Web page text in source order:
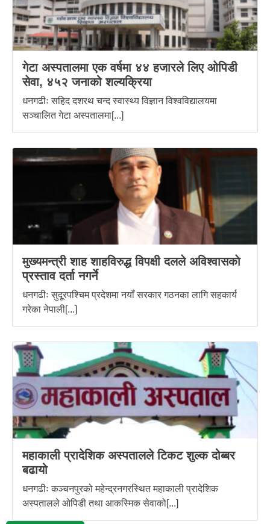
गेटा अस्पतालमा एक वर्षमा ४४ हजारले लिए ओपिडी
सेवा, ४५२ जनाको शल्यक्रिया
धनगढीः सहिद दशरथ चन्द स्वास्थ्य विज्ञान विश्वविद्यालयमा
सञ्चालित गेटा अस्पतालमा[...]
मुख्यमन्त्री शाह शाहविरुद्ध विपक्षी दलले अविश्वासकाे
प्रस्ताव दर्ता नगर्ने
धनगढीः सुदूरपश्चिम प्रदेशमा नयाँ सरकार गठनका लागि सहकार्य
गरेका नेपाली[...]
महाकाली प्रादेशिक अस्पतालले टिकट शुल्क दोब्बर
बढायो
धनगढीः कञ्चनपुरको महेन्द्रनगरस्थित महाकाली प्रादेशिक
अस्पतालले ओपिडी तथा आकस्मिक सेवाको[...]